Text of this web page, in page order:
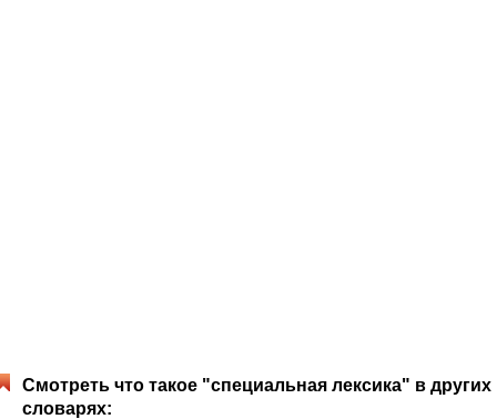
Смотреть что такое "специальная лексика" в других
словарях: